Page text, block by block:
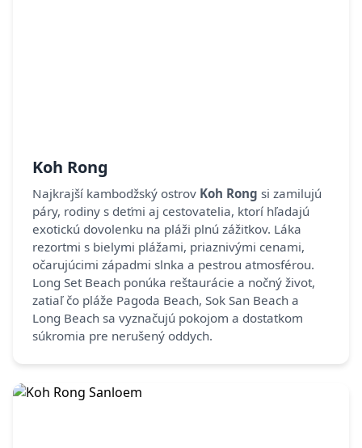
Koh Rong
Najkrajší kambodžský ostrov Koh Rong si zamilujú
páry, rodiny s deťmi aj cestovatelia, ktorí hľadajú
exotickú dovolenku na pláži plnú zážitkov. Láka
rezortmi s bielymi plážami, priaznivými cenami,
očarujúcimi západmi slnka a pestrou atmosférou.
Long Set Beach ponúka reštaurácie a nočný život,
zatiaľ čo pláže Pagoda Beach, Sok San Beach a
Long Beach sa vyznačujú pokojom a dostatkom
súkromia pre nerušený oddych.